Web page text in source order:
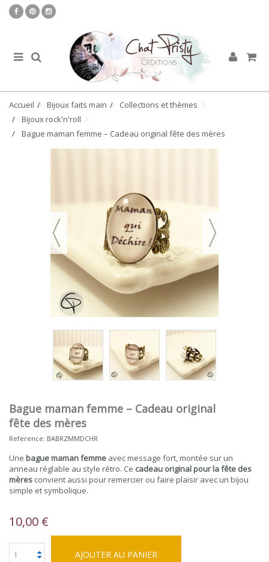
Accueil Bijoux faits main
Collections et thèmes
Bijoux rock'n'roll
Bague maman femme – Cadeau original fête des mères
Bague maman femme – Cadeau original
fête des mères
Reference: BABRZMMDCHR
Une bague maman femme avec message fort, montée sur un
anneau réglable au style rétro. Ce cadeau original pour la fête des
mères convient aussi pour remercier ou faire plaisir avec un bijou
simple et symbolique.
10,00 €
AJOUTER AU PANIER